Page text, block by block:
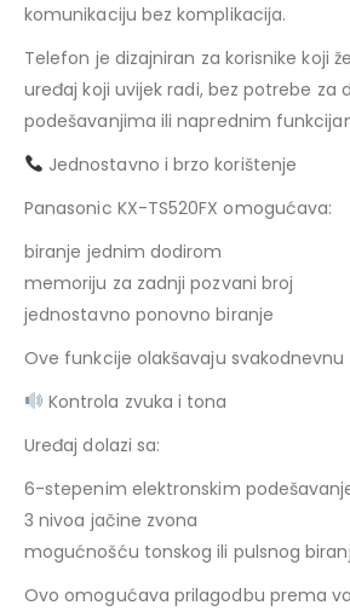
komunikaciju bez komplikacija.
Telefon je dizajniran za korisnike koji
uređaj koji uvijek radi, bez potrebe za
podešavanjima ili naprednim
Jednostavno i brzo korištenje
Panasonic KX-TS520FX omogućava:
biranje jednim dodirom
memoriju za zadnji pozvani broj
jednostavno ponovno biranje
Ove funkcije olakšavaju
Kontrola zvuka i tona
Uređaj dolazi sa:
6-stepenim elektronskim
3 nivoa jačine zvona
mogućnošću tonskog ili pulsnog
Ovo omogućava prilagodbu prema